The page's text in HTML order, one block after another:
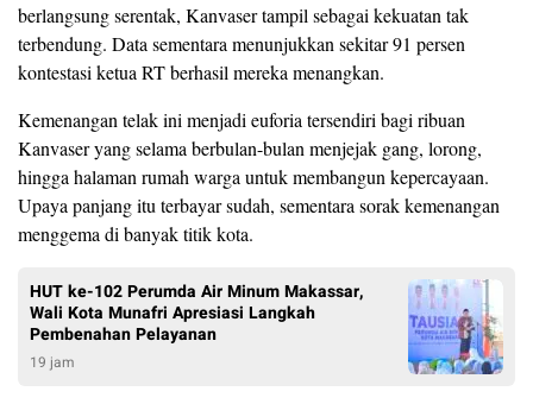
berlangsung serentak, Kanvaser tampil sebagai kekuatan tak
terbendung. Data sementara menunjukkan sekitar 91 persen
kontestasi ketua RT berhasil mereka menangkan.
Kemenangan telak ini menjadi euforia tersendiri bagi ribuan
Kanvaser yang selama berbulan-bulan menjejak gang, lorong,
hingga halaman rumah warga untuk membangun kepercayaan.
Upaya panjang itu terbayar sudah, sementara sorak kemenangan
menggema di banyak titik kota.
HUT ke-102 Perumda Air Minum Makassar,
Wali Kota Munafri Apresiasi Langkah
Pembenahan Pelayanan
19 jam